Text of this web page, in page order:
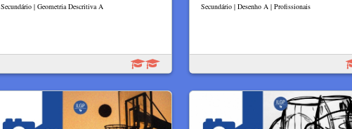
Secundário | Geometria Descritiva A Secundário | Desenho A | Profissionais